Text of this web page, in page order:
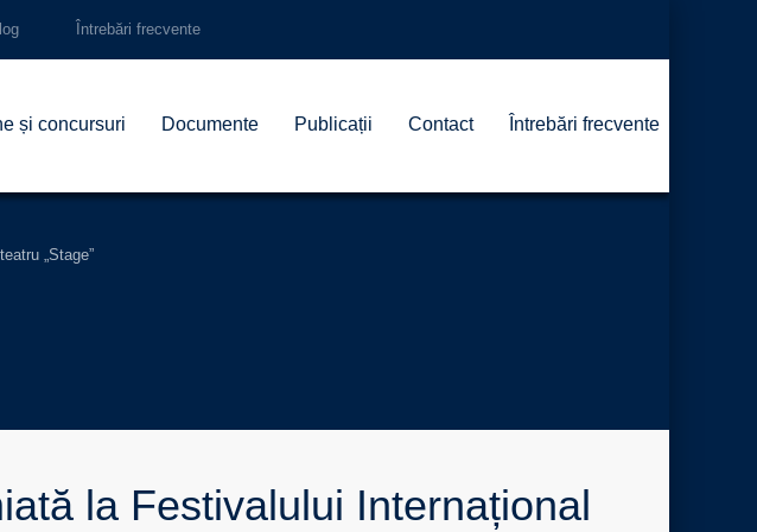
Întrebări frecvente
și concursuri Documente Publicații Contact Întrebări frecvente
„Stage”
la Festivalului Internațional